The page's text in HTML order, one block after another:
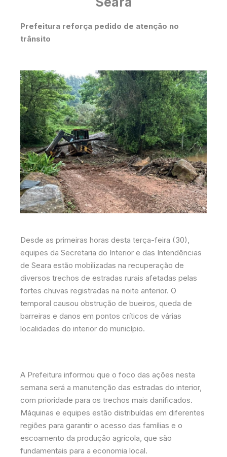
Prefeitura reforça pedido de atenção no
trânsito
Desde as primeiras horas desta terça-feira (30),
equipes da Secretaria do Interior e das Intendências
de Seara estão mobilizadas na recuperação de
diversos trechos de estradas rurais afetadas pelas
fortes chuvas registradas na noite anterior. O
temporal causou obstrução de bueiros, queda de
barreiras e danos em pontos críticos de várias
localidades do interior do município.
A Prefeitura informou que o foco das ações nesta
semana será a manutenção das estradas do interior,
com prioridade para os trechos mais danificados.
Máquinas e equipes estão distribuídas em diferentes
regiões para garantir o acesso das famílias e o
escoamento da produção agrícola, que são
fundamentais para a economia local.